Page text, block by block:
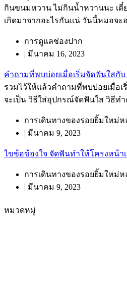
กินขนมหวาน ไม่กินน้ำหวานนะ เดี๋
เกิดมาจากอะไรกันแน่ วันนี้หมอจะ
การดูแลช่องปาก
| มีนาคม 16, 2023
คำถามที่พบบ่อยเมื่อเริ่มจัดฟันใสกับ
รวมไว้ให้แล้วคำถามที่พบบ่อยเมื่อเ
จะเป็น วิธีใส่อุปกรณ์จัดฟันใส วิธีท
การเดินทางของรอยยิ้มใหม่
| มีนาคม 9, 2023
ไขข้อข้องใจ จัดฟันทำให้โครงหน้า
การเดินทางของรอยยิ้มใหม่
| มีนาคม 9, 2023
หมวดหมู่